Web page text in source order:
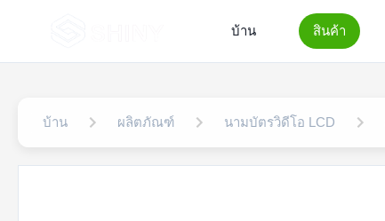
บ้าน สินค้า
บ้าน ผลิตภัณฑ์ นามบัตรวิดีโอ LCD